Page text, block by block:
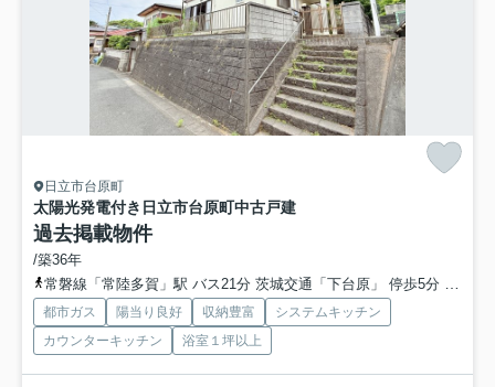
日立市台原町
太陽光発電付き日立市台原町中古戸建
過去掲載物件
/築36年
常磐線「常陸多賀」駅 バス21分 茨城交通「下台原」 停歩5分
常磐
都市ガス 陽当り良好 収納豊富
システムキッチン
カウンターキッチン
浴室１坪以上